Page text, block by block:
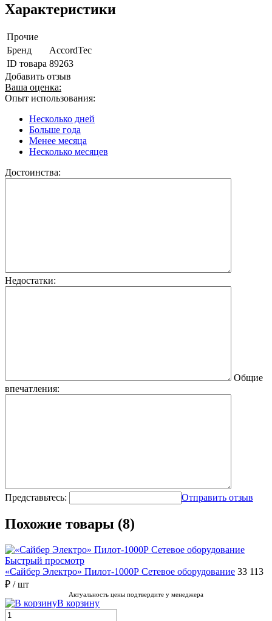
Характеристики
Прочие
Бренд
AccordTec
ID товара 89263
Добавить отзыв
Ваша оценка:
Опыт использования:
Несколько дней
Больше года
Менее месяца
Несколько месяцев
Достоинства:
Недостатки:
Общие
впечатления:
Представьтесь: Отправить отзыв
Похожие товары (8)
Быстрый просмотр
«Сайбер Электро» Пилот-1000Р Сетевое оборудование 33 113
₽ / шт
Актуальность цены подтвердите у менеджера
В корзину